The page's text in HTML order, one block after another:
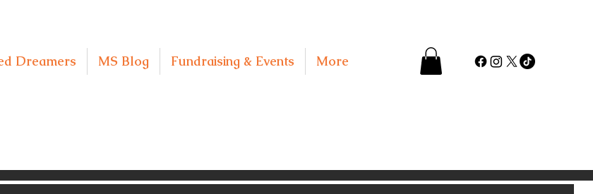
Dreamers MS Blog Fundraising & Events More